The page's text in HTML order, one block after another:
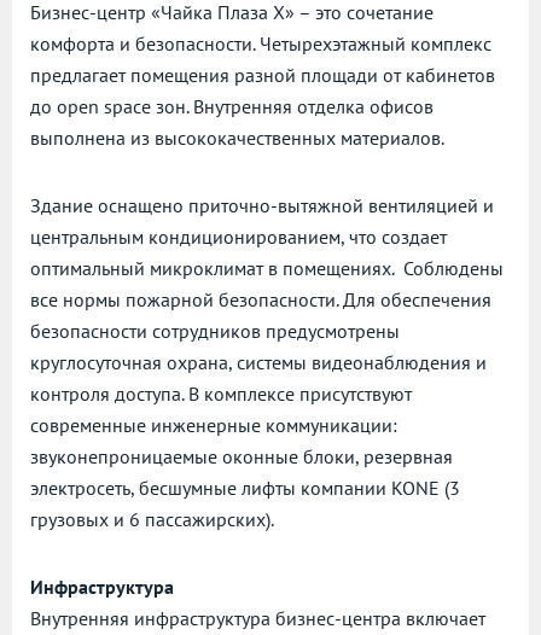
Бизнес-центр «Чайка Плаза X» – это сочетание
комфорта и безопасности. Четырехэтажный комплекс
предлагает помещения разной площади от кабинетов
до open space зон. Внутренняя отделка офисов
выполнена из высококачественных материалов.
Здание оснащено приточно-вытяжной вентиляцией и
центральным кондиционированием, что создает
оптимальный микроклимат в помещениях. Соблюдены
все нормы пожарной безопасности. Для обеспечения
безопасности сотрудников предусмотрены
круглосуточная охрана, системы видеонаблюдения и
контроля доступа. В комплексе присутствуют
современные инженерные коммуникации:
звуконепроницаемые оконные блоки, резервная
электросеть, бесшумные лифты компании KONE (3
грузовых и 6 пассажирских).
Инфраструктура
Внутренняя инфраструктура бизнес-центра включает